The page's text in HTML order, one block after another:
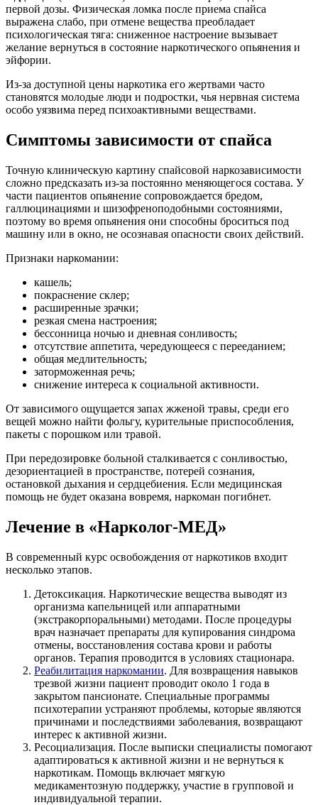
первой дозы. Физическая ломка после приема спайса
выражена слабо, при отмене вещества преобладает
психологическая тяга: сниженное настроение вызывает
желание вернуться в состояние наркотического опьянения и
эйфории.
Из-за доступной цены наркотика его жертвами часто
становятся молодые люди и подростки, чья нервная система
особо уязвима перед психоактивными веществами.
Симптомы зависимости от спайса
Точную клиническую картину спайсовой наркозависимости
сложно предсказать из-за постоянно меняющегося состава. У
части пациентов опьянение сопровождается бредом,
галлюцинациями и шизофреноподобными состояниями,
поэтому во время опьянения они способны броситься под
машину или в окно, не осознавая опасности своих действий.
Признаки наркомании:
кашель;
покраснение склер;
расширенные зрачки;
резкая смена настроения;
бессонница ночью и дневная сонливость;
отсутствие аппетита, чередующееся с перееданием;
общая медлительность;
заторможенная речь;
снижение интереса к социальной активности.
От зависимого ощущается запах жженой травы, среди его
вещей можно найти фольгу, курительные приспособления,
пакеты с порошком или травой.
При передозировке больной сталкивается с сонливостью,
дезориентацией в пространстве, потерей сознания,
остановкой дыхания и сердцебиения. Если медицинская
помощь не будет оказана вовремя, наркоман погибнет.
Лечение в «Нарколог-МЕД»
В современный курс освобождения от наркотиков входит
несколько этапов.
Детоксикация. Наркотические вещества выводят из
организма капельницей или аппаратными
(экстракорпоральными) методами. После процедуры
врач назначает препараты для купирования синдрома
отмены, восстановления состава крови и работы
органов. Терапия проводится в условиях стационара.
Реабилитация наркомании. Для возвращения навыков
трезвой жизни пациент проводит около 1 года в
закрытом пансионате. Специальные программы
психотерапии устраняют проблемы, которые являются
причинами и последствиями заболевания, возвращают
интерес к активной жизни.
Ресоциализация. После выписки специалисты помогают
адаптироваться к активной жизни и не вернуться к
наркотикам. Помощь включает мягкую
медикаментозную поддержку, участие в групповой и
индивидуальной терапии.